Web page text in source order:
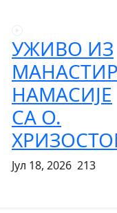
УЖИВО ИЗ
НАМАСИЈЕ
СА О.
Јул 18, 2026 213